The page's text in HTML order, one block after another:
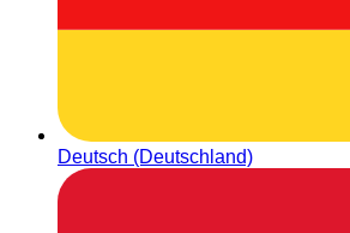
Deutsch (Deutschland)